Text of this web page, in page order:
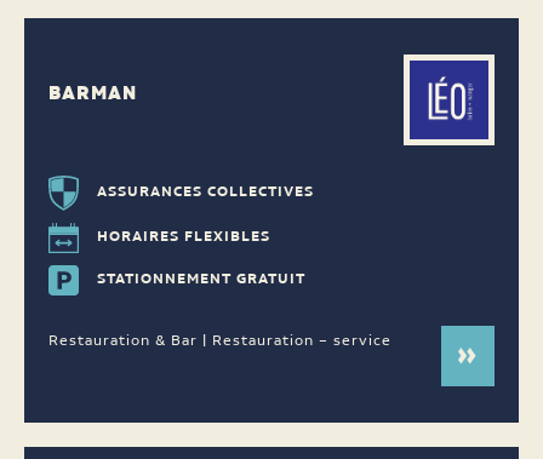
BARMAN
ASSURANCES COLLECTIVES
HORAIRES FLEXIBLES
STATIONNEMENT GRATUIT
Restauration & Bar | Restauration – service